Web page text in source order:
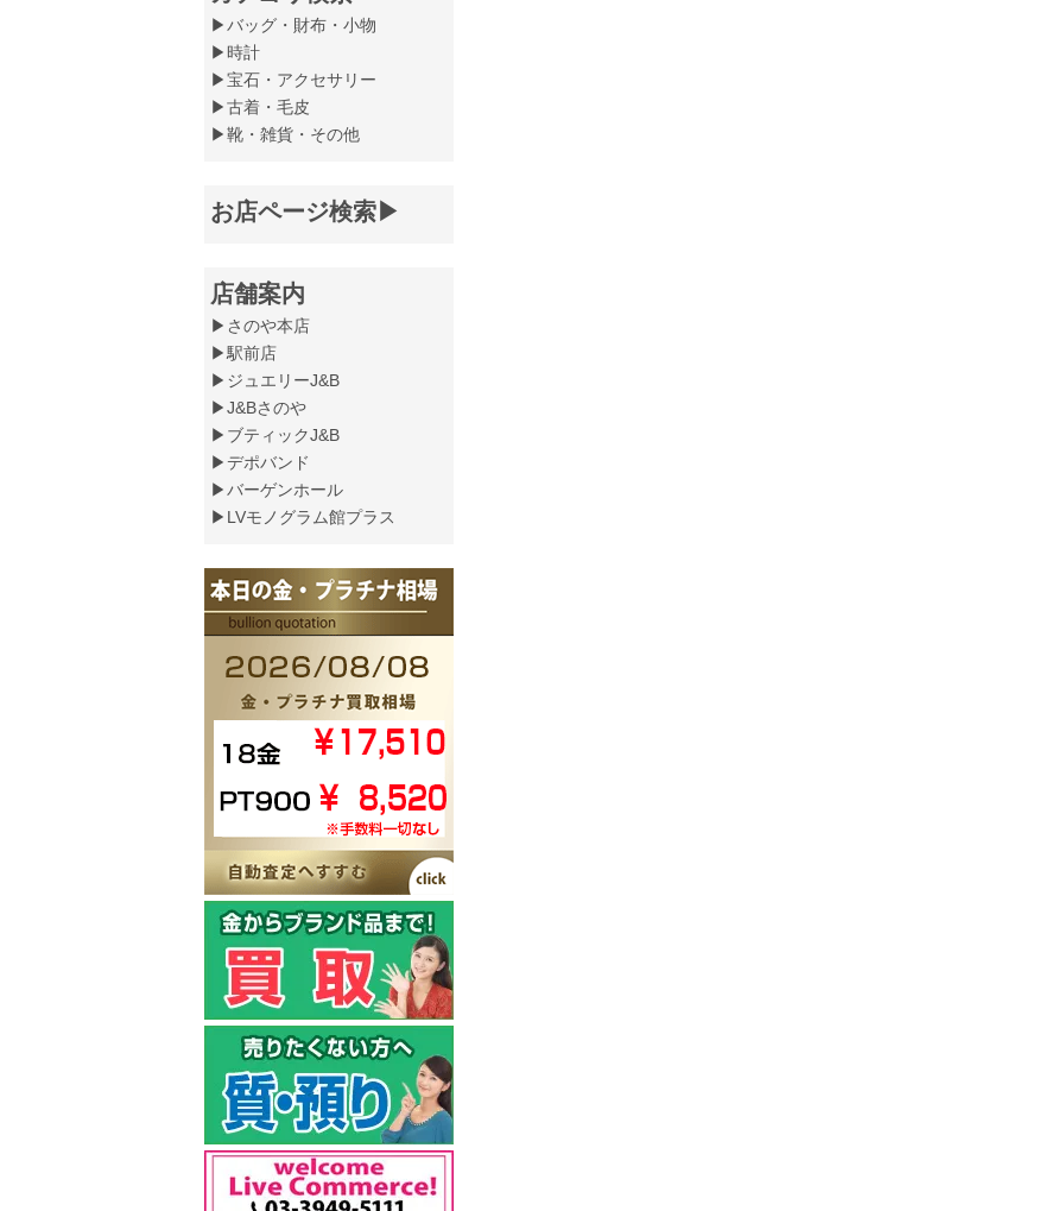
▶バッグ・財布・小物
▶時計
▶宝石・アクセサリー
▶古着・毛皮
▶靴・雑貨・その他
お店ページ検索▶
店舗案内
▶さのや本店
▶駅前店
▶ジュエリーJ&B
▶J&Bさのや
▶ブティックJ&B
▶デポバンド
▶バーゲンホール
▶LVモノグラム館プラス